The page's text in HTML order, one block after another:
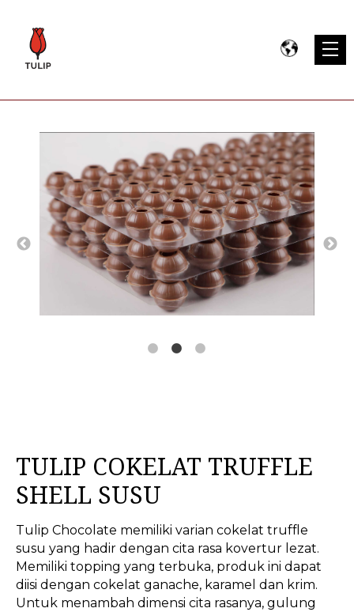
TULIP COKELAT TRUFFLE
SHELL SUSU
Tulip Chocolate memiliki varian cokelat truffle
susu yang hadir dengan cita rasa kovertur lezat.
Memiliki topping yang terbuka, produk ini dapat
diisi dengan cokelat ganache, karamel dan krim.
Untuk menambah dimensi cita rasanya, gulung